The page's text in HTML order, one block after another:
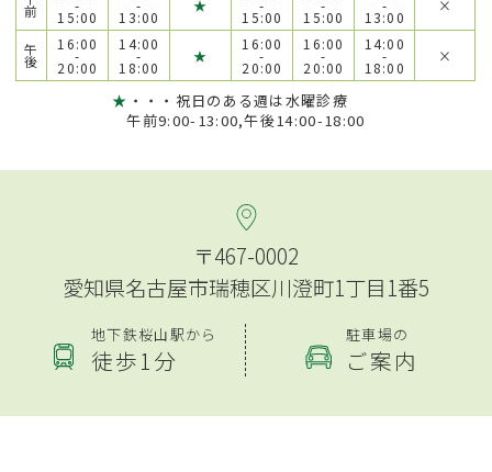
前 -
15:00
-
13:00
★ -
15:00
-
15:00
-
13:00
×
午
後
16:00
-
20:00
14:00
-
18:00
★
16:00
-
20:00
16:00
-
20:00
14:00
-
18:00
×
★ ・・・祝日のある週は水曜診療
午前9:00-13:00,午後14:00-18:00
〒467-0002
愛知県名古屋市瑞穂区川澄町1丁目1番5
地下鉄桜山駅から
徒歩1分
駐車場の
ご案内